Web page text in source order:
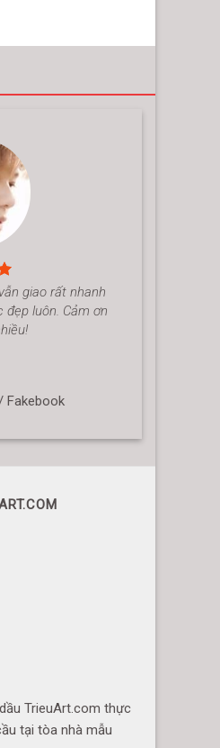
giao rất nhanh
luôn. Cảm ơn
Fakebook
TrieuArt.com thực
tại tòa nhà mẫu